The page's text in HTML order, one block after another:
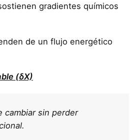
gradientes químicos
de un flujo energético
(δX)
cambiar sin perder